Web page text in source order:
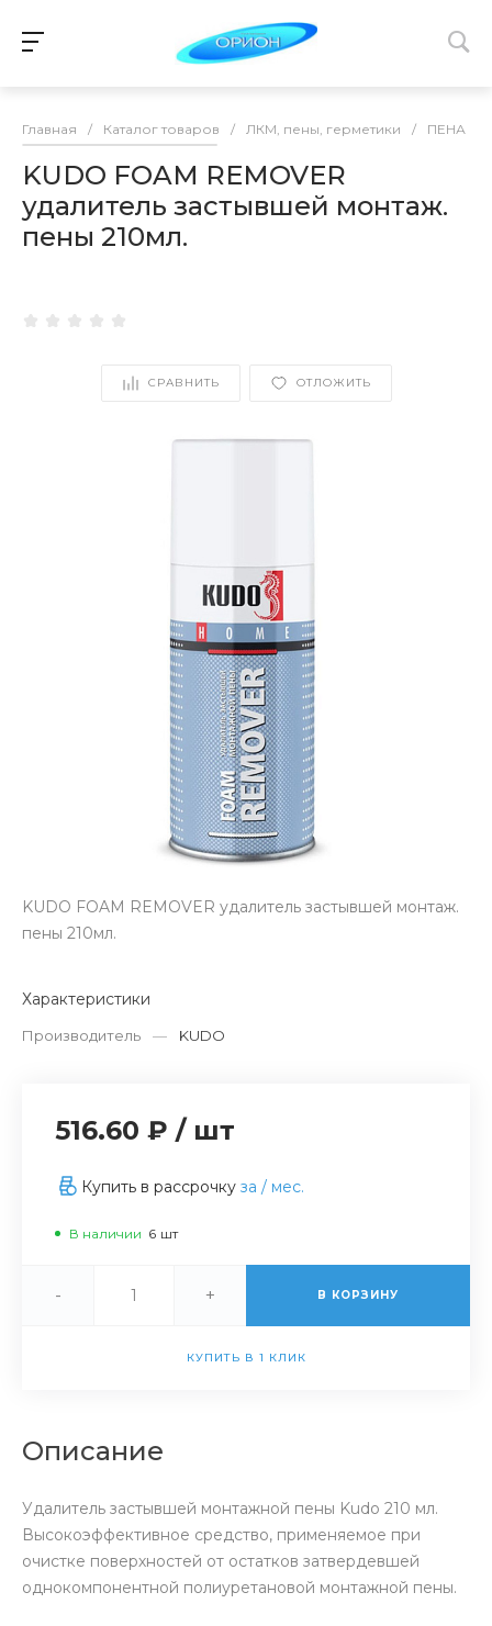
Главная / Каталог товаров / ЛКМ, пены, герметики / ПЕНА
KUDO FOAM REMOVER
удалитель застывшей монтаж.
пены 210мл.
СРАВНИТЬ ОТЛОЖИТЬ
KUDO FOAM REMOVER удалитель застывшей монтаж.
пены 210мл.
Характеристики
Производитель — KUDO
516.60 ₽ / шт
Купить в рассрочку за / мес.
В наличии 6 шт
- + В КОРЗИНУ
КУПИТЬ В 1 КЛИК
Описание
Удалитель застывшей монтажной пены Kudo 210 мл.
Высокоэффективное средство, применяемое при
очистке поверхностей от остатков затвердевшей
однокомпонентной полиуретановой монтажной пены.